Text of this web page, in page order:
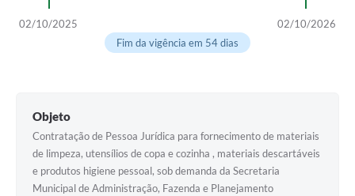
Horário - Linhas Municipais de Coletivos
Emissão de Contracheque
Chamamento Público
Convênios
02/10/2025
02/10/2026
Fim da vigência em 54 dias
Objeto
Contratação de Pessoa Jurídica para fornecimento de materiais
de limpeza, utensílios de copa e cozinha , materiais descartáveis
e produtos higiene pessoal, sob demanda da Secretaria
Municipal de Administração, Fazenda e Planejamento